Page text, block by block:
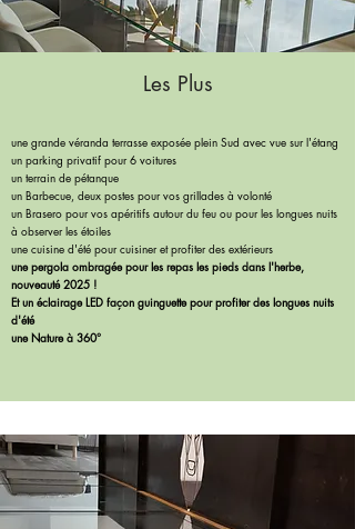
Les Plus
une grande véranda terrasse exposée plein Sud avec vue sur l'étang
un parking privatif pour 6 voitures
un terrain de pétanque
un Barbecue, deux postes pour vos grillades à volonté
un Brasero pour vos apéritifs autour du feu ou pour les longues nuits
à observer les étoiles
une cuisine d'été pour cuisiner et profiter des extérieurs
une pergola ombragée pour les repas les pieds dans l'herbe,
nouveauté 2025 !
Et un éclairage LED façon guinguette pour profiter des longues nuits
d'été
une Nature à 360°